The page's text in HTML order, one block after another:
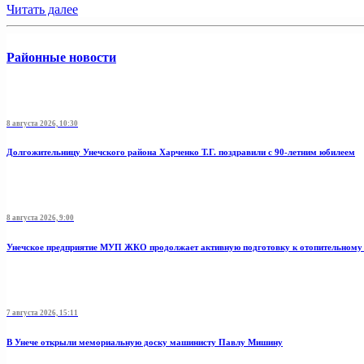
Читать далее
Районные новости
8 августа 2026, 10:30
Долгожительницу Унечского района Харченко Т.Г. поздравили с 90-летним юбилеем
8 августа 2026, 9:00
Унечское предприятие МУП ЖКО продолжает активную подготовку к отопительному
7 августа 2026, 15:11
В Унече открыли мемориальную доску машинисту Павлу Мишину